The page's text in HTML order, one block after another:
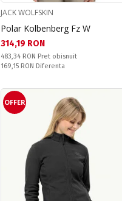
JACK WOLFSKIN
Polar Kolbenberg Fz W
Текуща цена:
314,19 RON
Pret obisnuit:
483,34 RON Pret obisnuit
Спестявате:
169,15 RON Diferenta
OFFER